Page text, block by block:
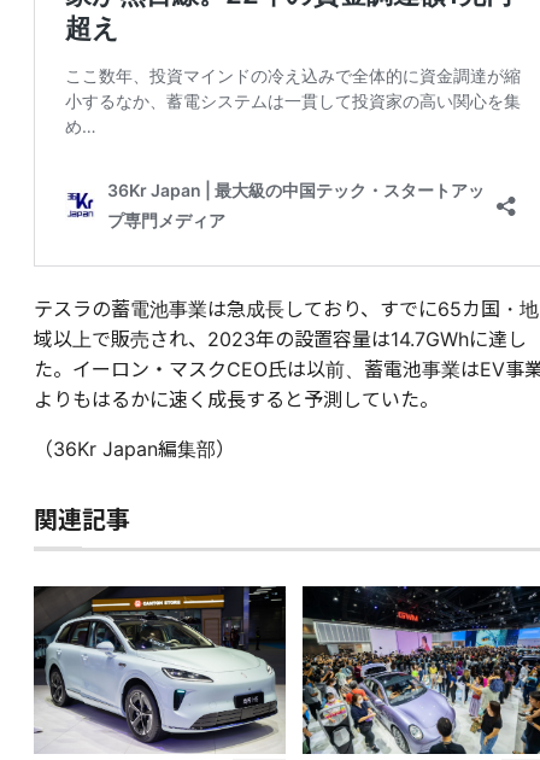
テスラの蓄電池事業は急成長しており、すでに65カ国・地
域以上で販売され、2023年の設置容量は14.7GWhに達し
た。イーロン・マスクCEO氏は以前、蓄電池事業はEV事
よりもはるかに速く成長すると予測していた。
（36Kr Japan編集部）
関連記事